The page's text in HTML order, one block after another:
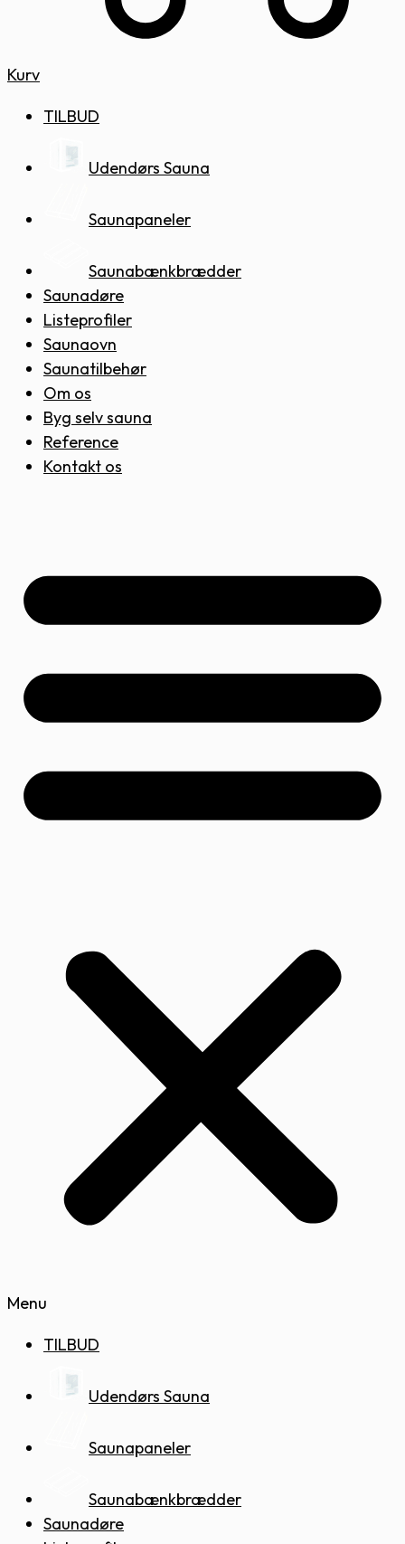
Kurv
TILBUD
Udendørs Sauna
Saunapaneler
Saunabænkbrædder
Saunadøre
Listeprofiler
Saunaovn
Saunatilbehør
Om os
Byg selv sauna
Reference
Kontakt os
Menu
TILBUD
Udendørs Sauna
Saunapaneler
Saunabænkbrædder
Saunadøre